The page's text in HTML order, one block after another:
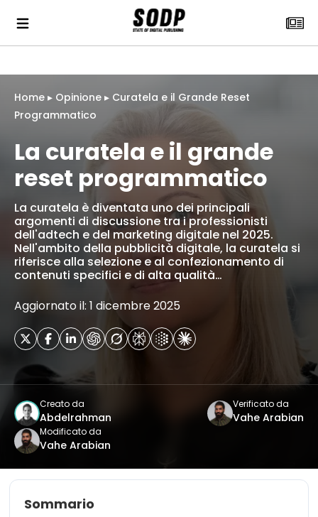
Home ▸ Opinione ▸ Curatela e il Grande Reset
Programmatico
La curatela e il grande
reset programmatico
La curatela è diventata uno dei principali
argomenti di discussione tra i professionisti
dell'adtech e del marketing digitale nel 2025.
Nell'ambito della pubblicità digitale, la curatela si
riferisce alla selezione e al confezionamento di
contenuti specifici e di alta qualità…
Aggiornato il: 1 dicembre 2025
Creato da
Abdelrahman
Verificato da
Vahe Arabian
Modificato da
Vahe Arabian
Sommario